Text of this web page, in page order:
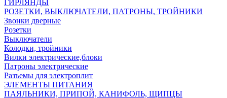
ГИРЛЯНДЫ
РОЗЕТКИ, ВЫКЛЮЧАТЕЛИ, ПАТРОНЫ, ТРОЙНИКИ
Звонки дверные
Розетки
Выключатели
Колодки, тройники
Вилки электрические,блоки
Патроны электрические
Разъемы для электроплит
ЭЛЕМЕНТЫ ПИТАНИЯ
ПАЯЛЬНИКИ, ПРИПОЙ, КАНИФОЛЬ, ЩИПЦЫ